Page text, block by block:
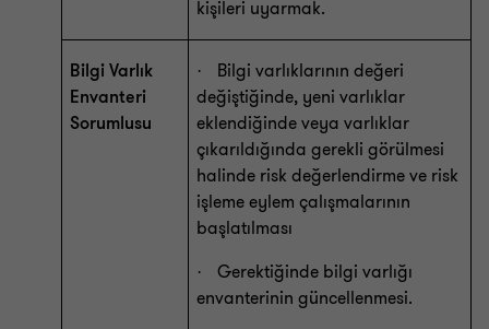
kişileri uyarmak.
Bilgi Varlık
Envanteri
Sorumlusu
·
Bilgi varlıklarının değeri
değiştiğinde, yeni varlıklar
eklendiğinde veya varlıklar
çıkarıldığında gerekli görülmesi
halinde risk değerlendirme ve risk
işleme eylem çalışmalarının
başlatılması
·
Gerektiğinde bilgi varlığı
envanterinin güncellenmesi.